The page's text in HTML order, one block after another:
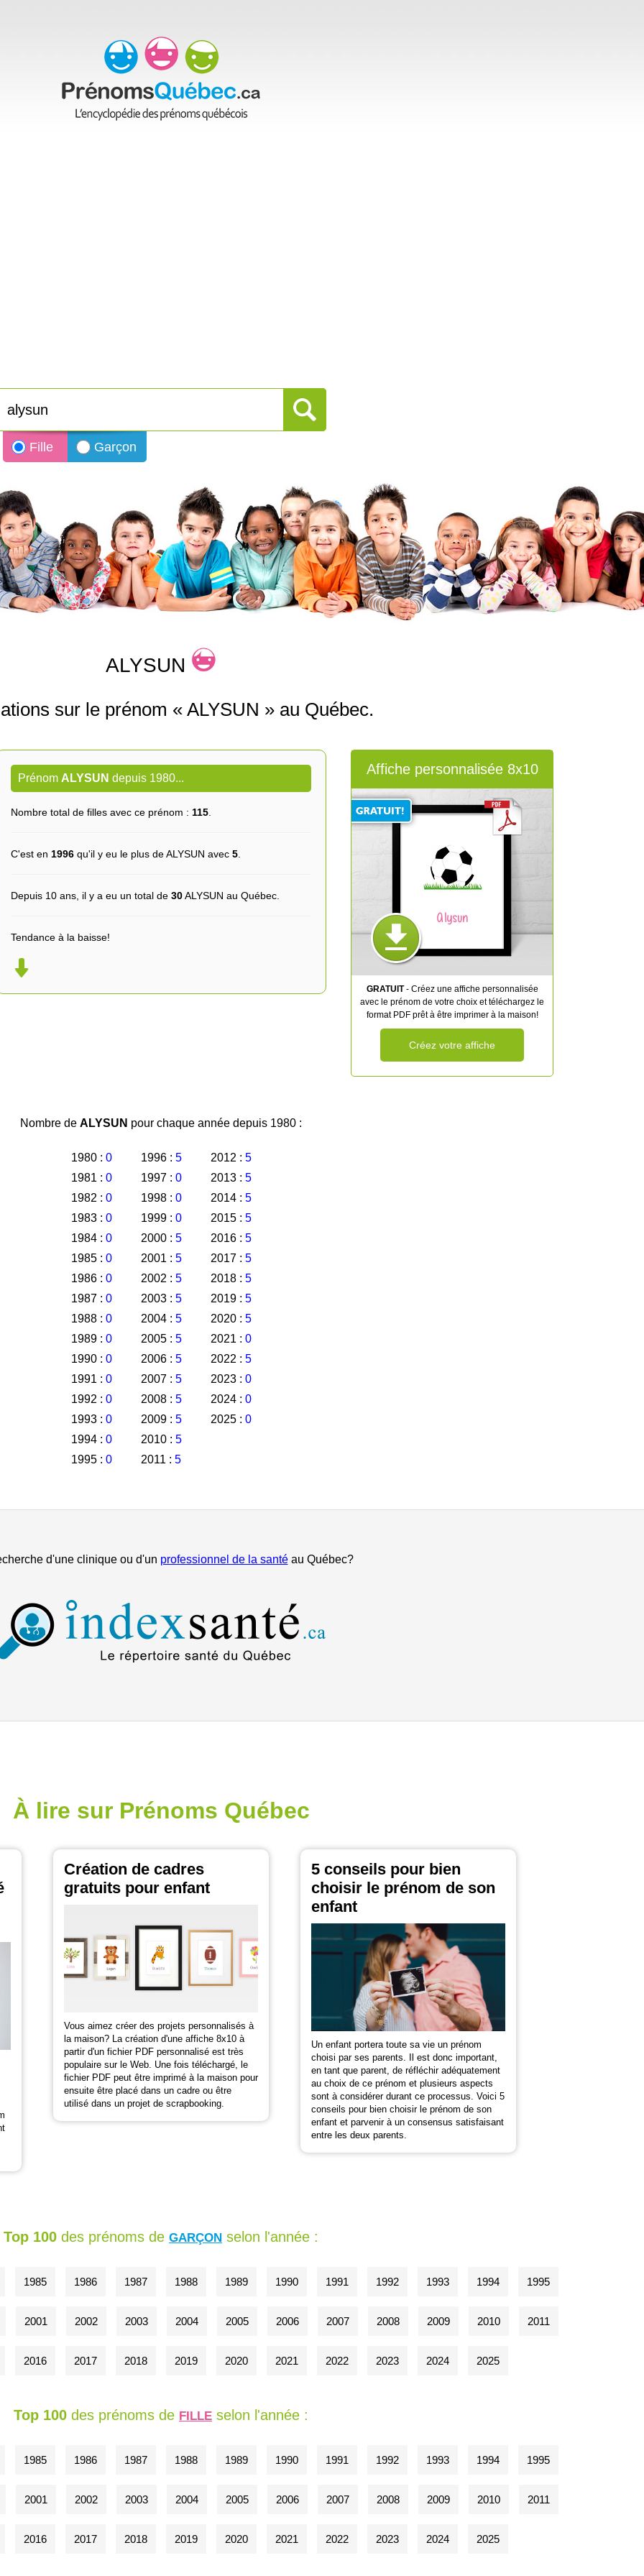
Fille Garçon
ALYSUN
sur le prénom « ALYSUN » au Québec.
Prénom ALYSUN depuis 1980...
Nombre total de filles avec ce prénom : 115
C'est en 1996 qu'il y eu le plus de ALYSUN avec 5
Depuis 10 ans, il y a eu un total de 30ALYSUN au Québec.
Tendance à la baisse!
Affiche personnalisée 8x10
Alysun
GRATUIT- Créez une affiche personnalisée
avec le prénom de votre choix et téléchargez le
format PDF prêt à être imprimer à la maison!
Créez votre affiche
Nombre de ALYSUN pour chaque année depuis 1980 :
1980 : 0
1981 : 0
1982 : 0
1983 : 0
1984 : 0
1985 : 0
1986 : 0
1987 : 0
1988 : 0
1989 : 0
1990 : 0
1991 : 0
1992 : 0
1993 : 0
1994 : 0
1995 : 0
1996 : 5
1997 : 0
1998 : 0
1999 : 0
2000 : 5
2001 : 5
2002 : 5
2003 : 5
2004 : 5
2005 : 5
2006 : 5
2007 : 5
2008 : 5
2009 : 5
2010 : 5
2011 : 5
2012 : 5
2013 : 5
2014 : 5
2015 : 5
2016 : 5
2017 : 5
2018 : 5
2019 : 5
2020 : 5
2021 : 0
2022 : 5
2023 : 0
2024 : 0
2025 : 0
d'une clinique ou d'un professionnel de la santéau Québec?
À lire sur Prénoms Québec
Création de cadres
gratuits pour enfant
Vous aimez créer des projets personnalisés à
la maison? La création d'une affiche 8x10 à
partir d'un fichier PDF personnalisé est très
populaire sur le Web. Une fois téléchargé, le
fichier PDF peut être imprimé à la maison pour
ensuite être placé dans un cadre ou être
utilisé dans un projet de scrapbooking.
5 conseils pour bien
choisir le prénom de son
enfant
Un enfant portera toute sa vie un prénom
choisi par ses parents. Il est donc important,
en tant que parent, de réfléchir adéquatement
au choix de ce prénom et plusieurs aspects
sont à considérer durant ce processus. Voici 5
conseils pour bien choisir le prénom de son
enfant et parvenir à un consensus satisfaisant
entre les deux parents.
Top 100 des prénoms de GARÇON selon l'année :
1985 1986 1987 1988 1989 1990 1991 1992 1993 1994 1995
2001 2002 2003 2004 2005 2006 2007 2008 2009 2010 2011
2016 2017 2018 2019 2020 2021 2022 2023 2024 2025
Top 100 des prénoms de FILLE selon l'année :
1985 1986 1987 1988 1989 1990 1991 1992 1993 1994 1995
2001 2002 2003 2004 2005 2006 2007 2008 2009 2010 2011
2016 2017 2018 2019 2020 2021 2022 2023 2024 2025